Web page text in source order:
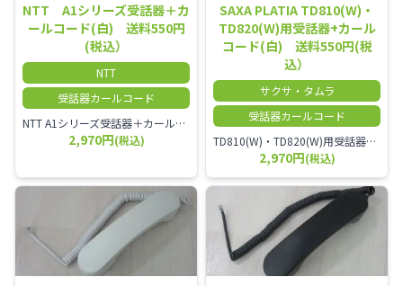
NTT A1シリーズ受話器＋カ
ールコード(白) 送料550円
(税込）
NTT
受話器カールコード
NTT A1シリーズ受話器＋カールコード セット／本商品は中古品となります。 写真では分かりにくいキズ・汚れなどの使用感があります。 経年変化で日焼けの色味が強くなる場合がございます。 予めご理解・ご了承頂きますようお願いいたします。
2,970円(税込)
SAXA PLATIA TD810(W)・
TD820(W)用受話器+カール
コード(白) 送料550円(税
込）
サクサ・タムラ
受話器カールコード
TD810(W)・TD820(W)用受話器＋カールコード セット／本商品は中古品となります。 写真では分かりにくいキズ・汚れなどの使用感があります。 予めご理解・ご了承頂きますようお願いいたします。
2,970円(税込)